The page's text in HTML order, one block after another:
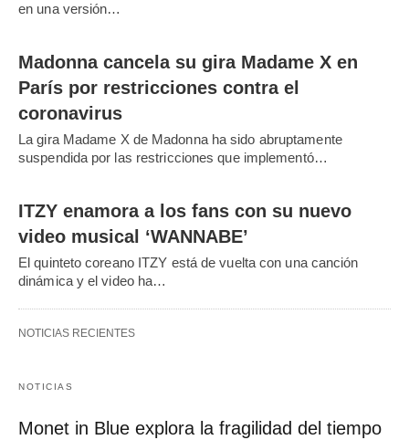
en una versión…
Madonna cancela su gira Madame X en
París por restricciones contra el
coronavirus
La gira Madame X de Madonna ha sido abruptamente
suspendida por las restricciones que implementó…
ITZY enamora a los fans con su nuevo
video musical ‘WANNABE’
El quinteto coreano ITZY está de vuelta con una canción
dinámica y el video ha…
NOTICIAS RECIENTES
NOTICIAS
Monet in Blue explora la fragilidad del tiempo